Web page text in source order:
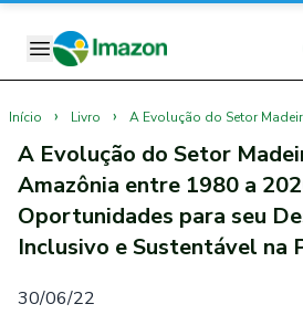
Início › Livro › A Evolução do Setor Madeireiro na Amazônia entre 1980 a 2020 e as
A Evolução do Setor
Amazônia entre 1980 a
Oportunidades para seu
Inclusivo e Sustentável na
30/06/22